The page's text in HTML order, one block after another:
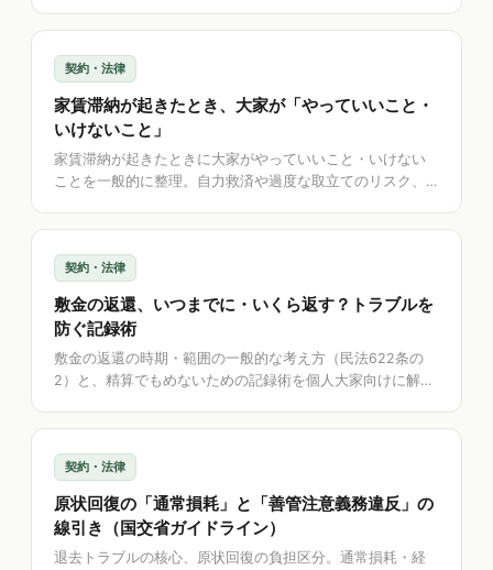
契約・法律
家賃滞納が起きたとき、大家が「やっていいこと・
いけないこと」
家賃滞納が起きたときに大家がやっていいこと・いけない
ことを一般的に整理。自力救済や過度な取立てのリスク、
契約・法律
敷金の返還、いつまでに・いくら返す？トラブルを
防ぐ記録術
敷金の返還の時期・範囲の一般的な考え方（民法622条の
2）と、精算でもめないための記録術を個人大家向けに解
契約・法律
原状回復の「通常損耗」と「善管注意義務違反」の
線引き（国交省ガイドライン）
退去トラブルの核心、原状回復の負担区分。通常損耗・経